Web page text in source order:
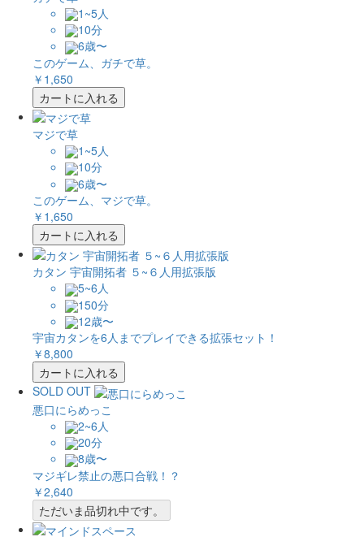
1~5人
10分
6歳〜
このゲーム、ガチで草。
￥1,650
カートに入れる
マジで草
1~5人
10分
6歳〜
このゲーム、マジで草。
￥1,650
カートに入れる
カタン 宇宙開拓者 ５~６人用拡張版
5~6人
150分
12歳〜
宇宙カタンを6人までプレイできる拡張セット！
￥8,800
カートに入れる
SOLD OUT
悪口にらめっこ
2~6人
20分
8歳〜
マジギレ禁止の悪口合戦！？
￥2,640
ただいま品切れ中です。